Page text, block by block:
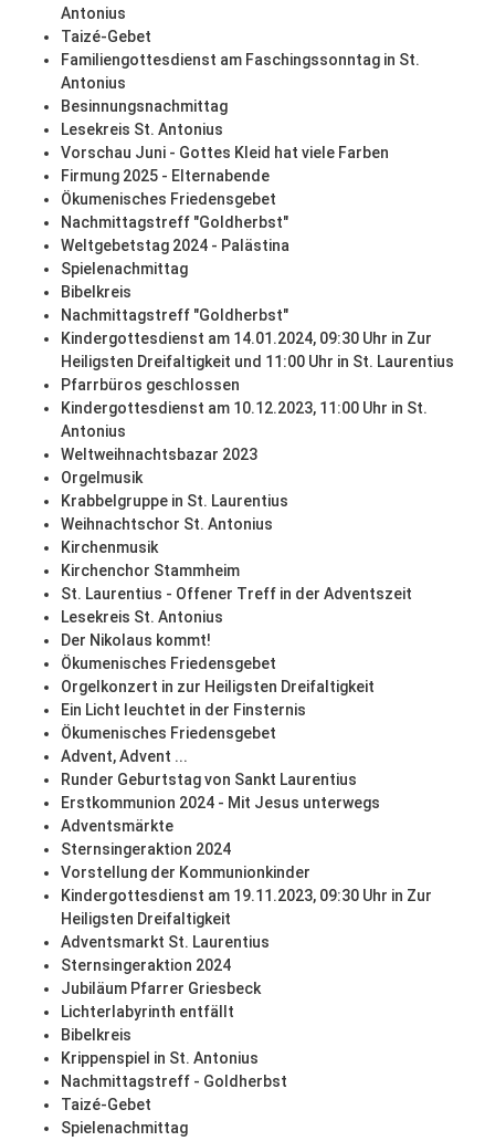
Antonius
Taizé-Gebet
Familiengottesdienst am Faschingssonntag in St.
Antonius
Besinnungsnachmittag
Lesekreis St. Antonius
Vorschau Juni - Gottes Kleid hat viele Farben
Firmung 2025 - Elternabende
Ökumenisches Friedensgebet
Nachmittagstreff "Goldherbst"
Weltgebetstag 2024 - Palästina
Spielenachmittag
Bibelkreis
Nachmittagstreff "Goldherbst"
Kindergottesdienst am 14.01.2024, 09:30 Uhr in Zur
Heiligsten Dreifaltigkeit und 11:00 Uhr in St. Laurentius
Pfarrbüros geschlossen
Kindergottesdienst am 10.12.2023, 11:00 Uhr in St.
Antonius
Weltweihnachtsbazar 2023
Orgelmusik
Krabbelgruppe in St. Laurentius
Weihnachtschor St. Antonius
Kirchenmusik
Kirchenchor Stammheim
St. Laurentius - Offener Treff in der Adventszeit
Lesekreis St. Antonius
Der Nikolaus kommt!
Ökumenisches Friedensgebet
Orgelkonzert in zur Heiligsten Dreifaltigkeit
Ein Licht leuchtet in der Finsternis
Ökumenisches Friedensgebet
Advent, Advent ...
Runder Geburtstag von Sankt Laurentius
Erstkommunion 2024 - Mit Jesus unterwegs
Adventsmärkte
Sternsingeraktion 2024
Vorstellung der Kommunionkinder
Kindergottesdienst am 19.11.2023, 09:30 Uhr in Zur
Heiligsten Dreifaltigkeit
Adventsmarkt St. Laurentius
Sternsingeraktion 2024
Jubiläum Pfarrer Griesbeck
Lichterlabyrinth entfällt
Bibelkreis
Krippenspiel in St. Antonius
Nachmittagstreff - Goldherbst
Taizé-Gebet
Spielenachmittag